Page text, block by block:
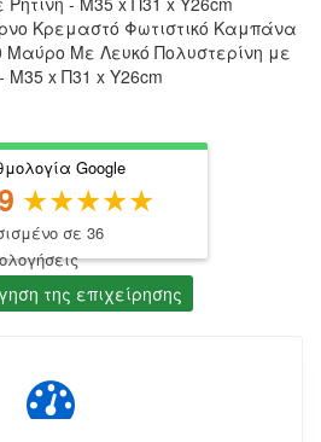
Κρεμαστό Φωτιστικό Καμπάνα
Μαύρο Με Λευκό Πολυστερίνη με
Μ35 x Π31 x Υ26cm
Google
σε 36
της επιχείρησης